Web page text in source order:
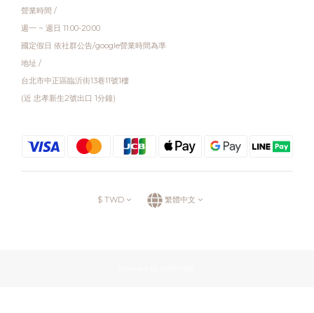
營業時間 /
週一 ~ 週日 11:00-20:00
國定假日 依社群公告/google營業時間為準
地址 /
台北市中正區臨沂街13巷11號1樓
(近 忠孝新生2號出口 1分鐘)
$ TWD 繁體中文